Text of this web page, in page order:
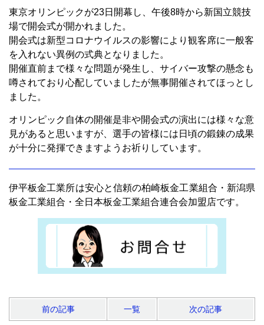
東京オリンピックが23日開幕し、午後8時から新国立競技
場で開会式が開かれました。
開会式は新型コロナウイルスの影響により観客席に一般客
を入れない異例の式典となりました。
開催直前まで様々な問題が発生し、サイバー攻撃の懸念も
噂されており心配していましたが無事開催されてほっとし
ました。
オリンピック自体の開催是非や開会式の演出には様々な意
見があると思いますが、選手の皆様には日頃の鍛錬の成果
が十分に発揮できますようお祈りしています。
伊平板金工業所は安心と信頼の柏崎板金工業組合・新潟県
板金工業組合・全日本板金工業組合連合会加盟店です。
前の記事 一覧 次の記事